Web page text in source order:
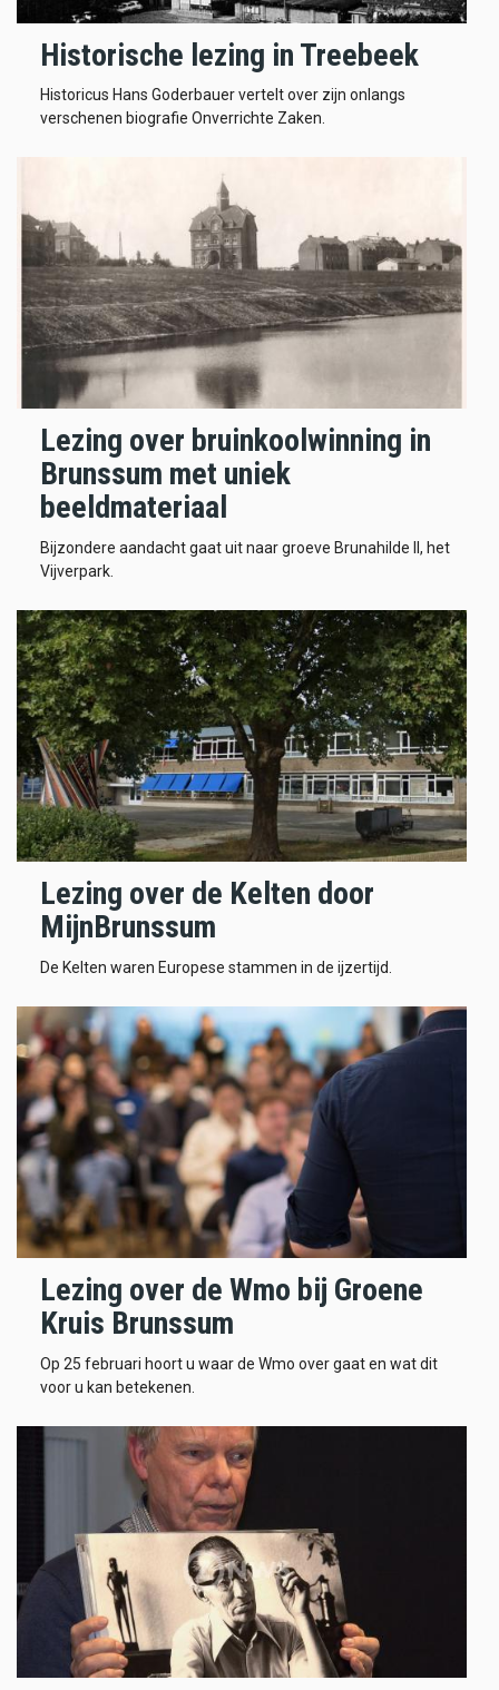
Historische lezing in Treebeek
Historicus Hans Goderbauer vertelt over zijn onlangs
verschenen biografie Onverrichte Zaken.
Lezing over bruinkoolwinning in
Brunssum met uniek
beeldmateriaal
Bijzondere aandacht gaat uit naar groeve Brunahilde II, het
Vijverpark.
Lezing over de Kelten door
MijnBrunssum
De Kelten waren Europese stammen in de ijzertijd.
Lezing over de Wmo bij Groene
Kruis Brunssum
Op 25 februari hoort u waar de Wmo over gaat en wat dit
voor u kan betekenen.